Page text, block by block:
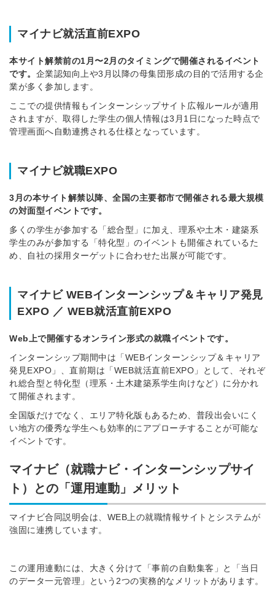
マイナビ就活直前EXPO
本サイト解禁前の1月〜2月のタイミングで開催されるイベント
です。 企業認知向上や3月以降の母集団形成の目的で活用する企
業が多く参加します。
ここでの提供情報もインターンシップサイト広報ルールが適用
されますが、取得した学生の個人情報は3月1日になった時点で
管理画面へ自動連携される仕様となっています。
マイナビ就職EXPO
3月の本サイト解禁以降、全国の主要都市で開催される最大規模
の対面型イベントです。
多くの学生が参加する「総合型」に加え、理系や土木・建築系
学生のみが参加する「特化型」のイベントも開催されているた
め、自社の採用ターゲットに合わせた出展が可能です。
マイナビ WEBインターンシップ＆キャリア発見
EXPO ／ WEB就活直前EXPO
Web上で開催するオンライン形式の就職イベントです。
インターンシップ期間中は「WEBインターンシップ＆キャリア
発見EXPO」、直前期は「WEB就活直前EXPO」として、それぞ
れ総合型と特化型（理系・土木建築系学生向けなど）に分かれ
て開催されます。
全国版だけでなく、エリア特化版もあるため、普段出会いにく
い地方の優秀な学生へも効率的にアプローチすることが可能な
イベントです。
マイナビ（就職ナビ・インターンシップサイ
ト）との「運用連動」メリット
マイナビ合同説明会は、WEB上の就職情報サイトとシステムが
強固に連携しています。
この運用連動には、大きく分けて「事前の自動集客」と「当日
のデータ一元管理」という2つの実務的なメリットがあります。